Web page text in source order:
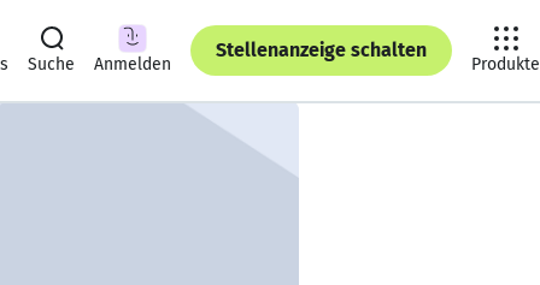
Suche Anmelden
Stellenanzeige schalten
Produkte